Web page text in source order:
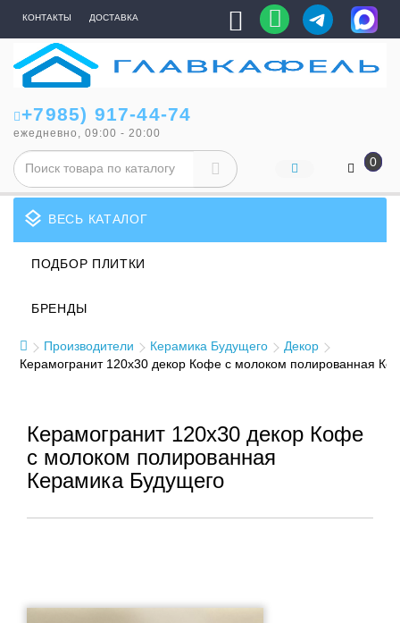
КОНТАКТЫ ДОСТАВКА
+7985) 917-44-74
ежедневно, 09:00 - 20:00
0
layers ВЕСЬ КАТАЛОГ
ПОДБОР ПЛИТКИ
БРЕНДЫ
Производители Керамика Будущего
Декор
Керамогранит 120x30 декор Кофе с молоком полированная
Керамогранит 120x30 декор Кофе
с молоком полированная
Керамика Будущего